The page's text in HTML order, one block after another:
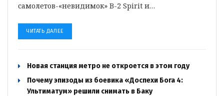
самолетов-«невидимок» B-2 Spirit и…
ЧИТАТЬ ДАЛЕЕ
Новая станция метро не откроется в этом году
Почему эпизоды из боевика «Доспехи Бога 4:
Ультиматум» решили снимать в Баку